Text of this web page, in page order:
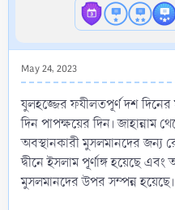
May 24, 2023
যুলহজ্জের ফযীলতপূর্ণ দশ
দিন পাপক্ষয়ের দিন। জাহান্নাম
অবস্থানকারী মুসলমানদের জন্য
দ্বীনে ইসলাম পূর্ণাঙ্গ হয়েছে
মুসলমানদের উপর সম্পন্ন হয়েছে।